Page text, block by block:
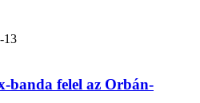
13
banda felel az Orbán-